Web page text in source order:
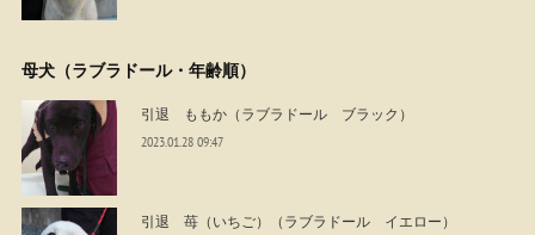
母犬（ラブラドール・年齢順）
引退 ももか（ラブラドール ブラック）
2023.01.28 09:47
引退 苺（いちご）（ラブラドール イエロー）